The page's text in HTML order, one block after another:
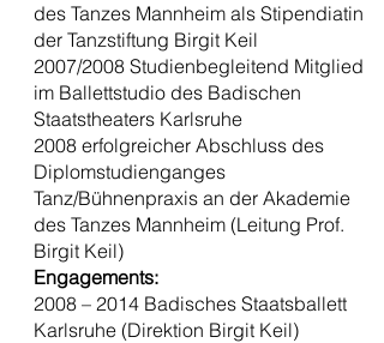
des Tanzes Mannheim als Stipendiatin
der Tanzstiftung Birgit Keil
2007/2008 Studienbegleitend Mitglied
im Ballettstudio des Badischen
Staatstheaters Karlsruhe
2008 erfolgreicher Abschluss des
Diplomstudienganges
Tanz/Bühnenpraxis an der Akademie
des Tanzes Mannheim (Leitung Prof.
Birgit Keil)
Engagements:
2008 – 2014 Badisches Staatsballett
Karlsruhe (Direktion Birgit Keil)